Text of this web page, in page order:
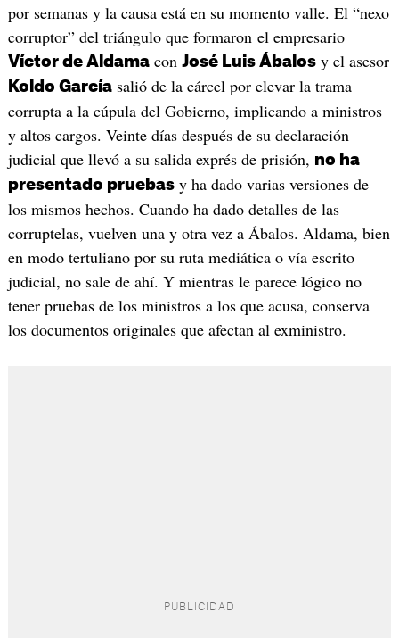
por semanas y la causa está en su momento valle. El “nexo
corruptor” del triángulo que formaron el empresario
Víctor de Aldamacon José Luis Ábalosy el asesor
Koldo Garcíasalió de la cárcel por elevar la trama
corrupta a la cúpula del Gobierno, implicando a ministros
y altos cargos. Veinte días después de su declaración
judicial que llevó a su salida exprés de prisión, no ha
presentado pruebasy ha dado varias versiones de
los mismos hechos. Cuando ha dado detalles de las
corruptelas, vuelven una y otra vez a Ábalos. Aldama, bien
en modo tertuliano por su ruta mediática o vía escrito
judicial, no sale de ahí. Y mientras le parece lógico no
tener pruebas de los ministros a los que acusa, conserva
los documentos originales que afectan al exministro.